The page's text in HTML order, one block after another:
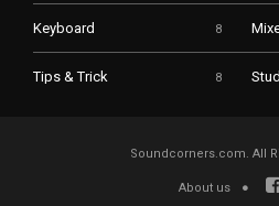
Keyboard 8
Tips & Trick 8
Soundcorners.com. All
About us